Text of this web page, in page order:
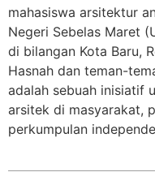
mahasiswa arsitektur
Negeri Sebelas Maret
di bilangan Kota Baru,
Hasnah dan teman-
adalah sebuah inisiatif
arsitek di masyarakat,
perkumpulan